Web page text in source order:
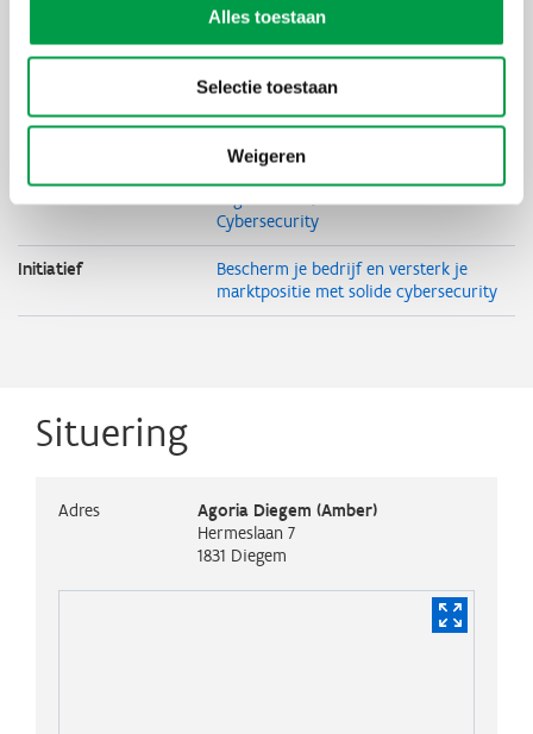
Alles toestaan
Selectie toestaan
Weigeren
inschrijvingsdatum
Agoria
Cybersecurity
Initiatief
Bescherm je bedrijf en versterk je
marktpositie met solide cybersecurity
Situering
Adres
Agoria Diegem (Amber)
Hermeslaan 7
1831 Diegem